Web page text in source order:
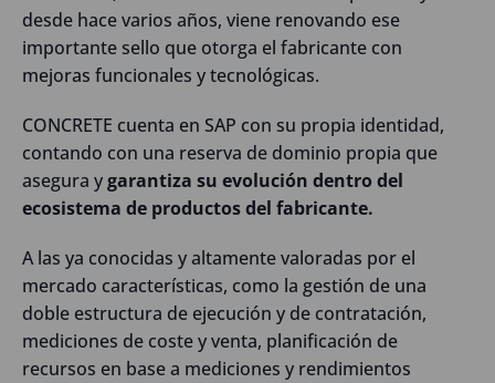
desde hace varios años, viene renovando ese
importante sello que otorga el fabricante con
mejoras funcionales y tecnológicas.
CONCRETE cuenta en SAP con su propia identidad,
contando con una reserva de dominio propia que
asegura ygarantiza su evolución dentro del
ecosistema de productos del fabricante.
A las ya conocidas y altamente valoradas por el
mercado características, como la gestión de una
doble estructura de ejecución y de contratación,
mediciones de coste y venta, planificación de
recursos en base a medi­ciones y rendimientos